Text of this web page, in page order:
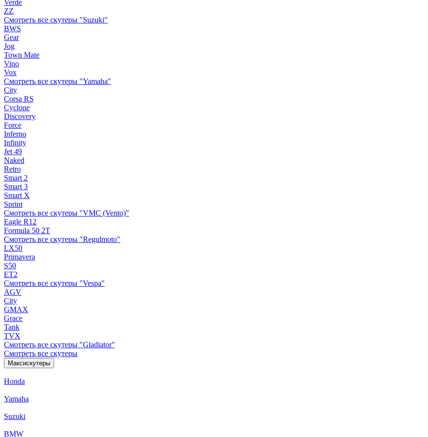
Verde
ZZ
Смотреть все скутеры "Suzuki"
BWS
Gear
Jog
Town Mate
Vino
Vox
Смотреть все скутеры "Yamaha"
City
Corsa RS
Cyclone
Discovery
Force
Inferno
Infinity
Jet 49
Naked
Retro
Smart 2
Smart 3
Smart X
Sprint
Смотреть все скутеры "VMC (Vento)"
Eagle R12
Formula 50 2Т
Смотреть все скутеры "Regulmoto"
LX50
Primavera
S50
ET2
Смотреть все скутеры "Vespa"
AGV
City
GMAX
Grace
Tank
TVX
Смотреть все скутеры "Gladiator"
Смотреть все скутеры
Максискутеры
Honda
Yamaha
Suzuki
BMW